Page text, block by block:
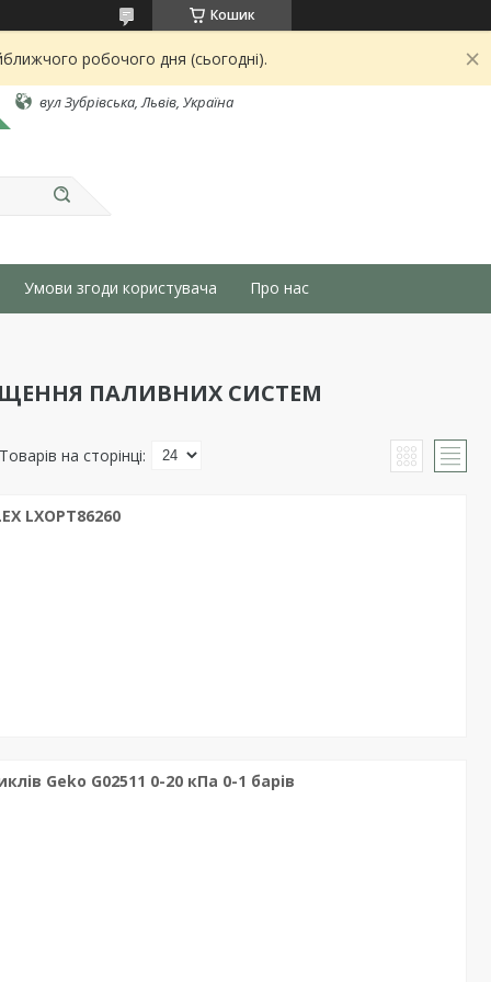
Кошик
робочого дня (сьогодні).
вул Зубрівська, Львів, Україна
Умови згоди користувача Про нас
ПАЛИВНИХ СИСТЕМ
LXOPT86260
Geko G02511 0-20 кПа 0-1 барів